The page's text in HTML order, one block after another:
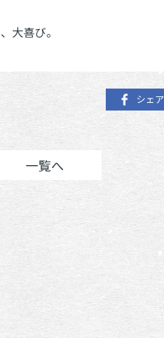
大喜び。
シェア
一覧へ